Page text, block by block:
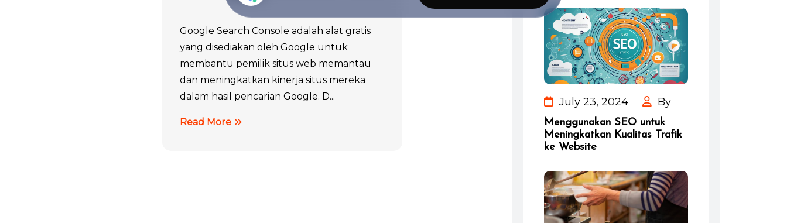
Google Search Console adalah alat gratis
yang disediakan oleh Google untuk
membantu pemilik situs web memantau
dan meningkatkan kinerja situs mereka
dalam hasil pencarian Google. D...
Read More
July 23, 2024 By
Menggunakan SEO untuk
Meningkatkan Kualitas Trafik
ke Website